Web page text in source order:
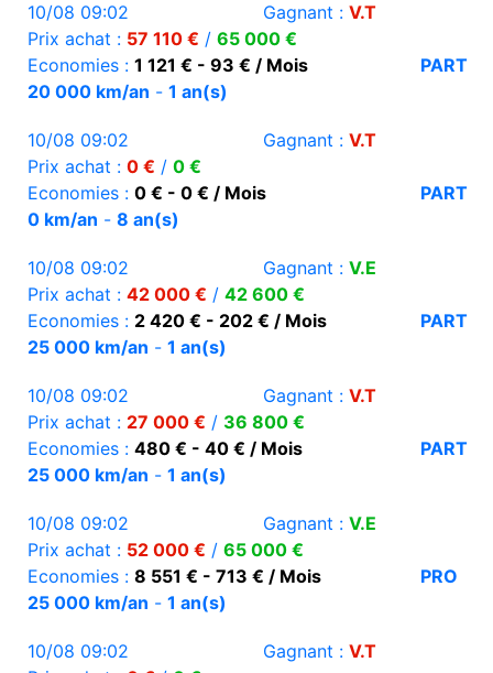
10/08 09:02 Gagnant : V.T
Prix achat : 57 110 € / 65 000 €
Economies : 1 121 € - 93 € / Mois
PART
20 000 km/an - 1 an(s)
10/08 09:02 Gagnant : V.T
Prix achat : 0 € / 0 €
Economies : 0 € - 0 € / Mois
PART
0 km/an - 8 an(s)
10/08 09:02 Gagnant : V.E
Prix achat : 42 000 € / 42 600 €
Economies : 2 420 € - 202 € / Mois
PART
25 000 km/an - 1 an(s)
10/08 09:02 Gagnant : V.T
Prix achat : 27 000 € / 36 800 €
Economies : 480 € - 40 € / Mois
PART
25 000 km/an - 1 an(s)
10/08 09:02 Gagnant : V.E
Prix achat : 52 000 € / 65 000 €
Economies : 8 551 € - 713 € / Mois
PRO
25 000 km/an - 1 an(s)
10/08 09:02 Gagnant : V.T